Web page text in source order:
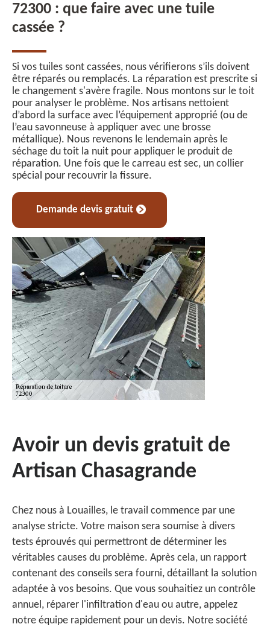
72300 : que faire avec une tuile
cassée ?
Si vos tuiles sont cassées, nous vérifierons s’ils doivent
être réparés ou remplacés. La réparation est prescrite si
le changement s'avère fragile. Nous montons sur le toit
pour analyser le problème. Nos artisans nettoient
d’abord la surface avec l’équipement approprié (ou de
l’eau savonneuse à appliquer avec une brosse
métallique). Nous revenons le lendemain après le
séchage du toit la nuit pour appliquer le produit de
réparation. Une fois que le carreau est sec, un collier
spécial pour recouvrir la fissure.
Demande devis gratuit
Avoir un devis gratuit de
Artisan Chasagrande
Chez nous à Louailles, le travail commence par une
analyse stricte. Votre maison sera soumise à divers
tests éprouvés qui permettront de déterminer les
véritables causes du problème. Après cela, un rapport
contenant des conseils sera fourni, détaillant la solution
adaptée à vos besoins. Que vous souhaitiez un contrôle
annuel, réparer l'infiltration d'eau ou autre, appelez
notre équipe rapidement pour un devis. Notre société